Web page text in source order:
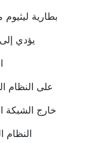
• بطارية
• يؤدي
• على
• خارج
•